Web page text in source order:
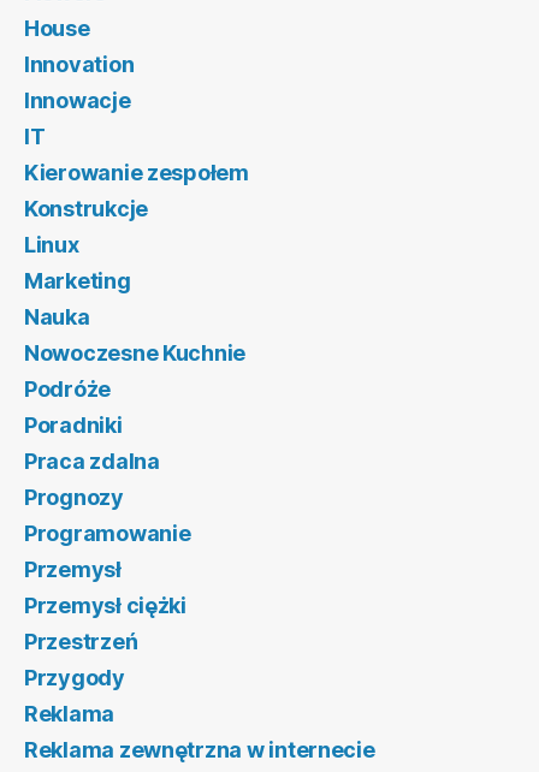
House
Innovation
Innowacje
IT
Kierowanie zespołem
Konstrukcje
Linux
Marketing
Nauka
Nowoczesne Kuchnie
Podróże
Poradniki
Praca zdalna
Prognozy
Programowanie
Przemysł
Przemysł ciężki
Przestrzeń
Przygody
Reklama
Reklama zewnętrzna w internecie